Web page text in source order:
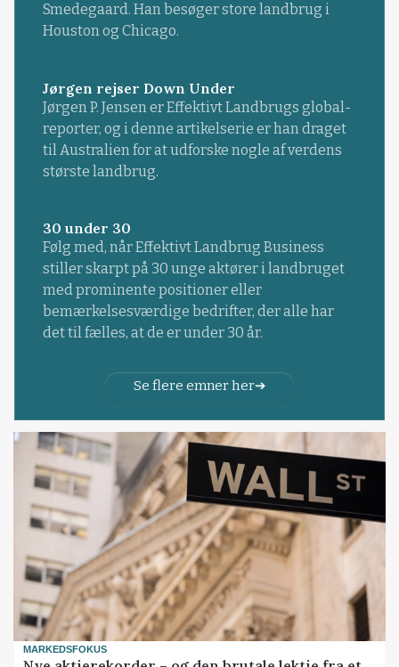
Smedegaard. Han besøger store landbrug i
Houston og Chicago.
Jørgen rejser Down Under
Jørgen P. Jensen er Effektivt Landbrugs global-
reporter, og i denne artikelserie er han draget
til Australien for at udforske nogle af verdens
største landbrug.
30 under 30
Følg med, når Effektivt Landbrug Business
stiller skarpt på 30 unge aktører i landbruget
med prominente positioner eller
bemærkelsesværdige bedrifter, der alle har
det til fælles, at de er under 30 år.
Se flere emner her
MARKEDSFOKUS